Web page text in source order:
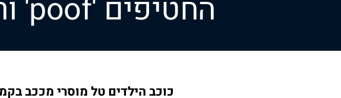
החטיפים 'poof' ורשת הצעצועים "עידן 2000"